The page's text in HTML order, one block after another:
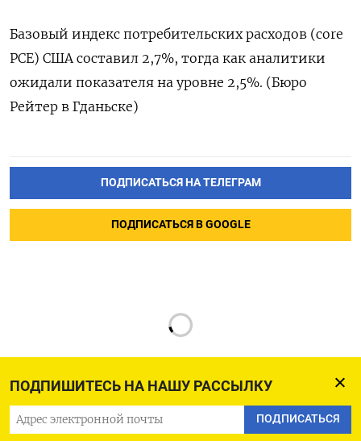
ПОДПИШИТЕСЬ НА НАШУ РАССЫЛКУ
ПОДПИСАТЬСЯ
Базовый индекс потребительских расходов (сore
PCE) США составил 2,7%, тогда как аналитики
ожидали показателя на уровне 2,5%. (Бюро
Рейтер в Гданьске)
ПОДПИСАТЬСЯ НА ТЕЛЕГРАМ
ПОДПИСАТЬСЯ В GOOGLE
РУССКАЯ СЛУЖБА